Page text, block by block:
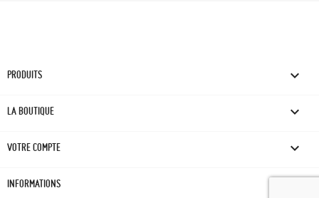
PRODUITS 
LA BOUTIQUE 
VOTRE COMPTE 
INFORMATIONS